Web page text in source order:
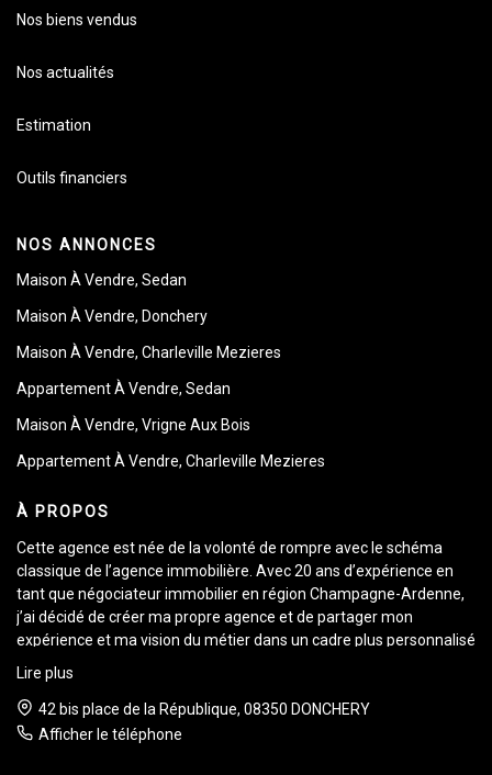
Nos biens vendus
Nos actualités
Estimation
Outils financiers
NOS ANNONCES
Maison À Vendre, Sedan
Maison À Vendre, Donchery
Maison À Vendre, Charleville Mezieres
Appartement À Vendre, Sedan
Maison À Vendre, Vrigne Aux Bois
Appartement À Vendre, Charleville Mezieres
À PROPOS
Cette agence est née de la volonté de rompre avec le schéma
classique de l’agence immobilière. Avec 20 ans d’expérience en
tant que négociateur immobilier en région Champagne-Ardenne,
j’ai décidé de créer ma propre agence et de partager mon
expérience et ma vision du métier dans un cadre plus personnalisé
et individuel.
Je serai donc votre seul et unique interlocuteur tout au long de
votre transaction.
Activement à votre écoute, mon objectif est de cerner
Lire plus
42 bis place de la République, 08350 DONCHERY
Afficher le téléphone